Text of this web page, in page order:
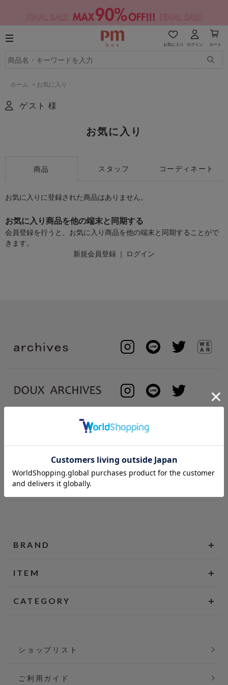
お気に入り ログイン カート
ホーム > お気に入り
ゲスト 様
お気に入り
商品 スタッフ コーディネート
お気に入りに登録された商品はありません。
お気に入り商品を他の端末と同期する
会員登録を行うと、お気に入り商品を他の端末と同期することがで
きます。
新規会員登録 ｜ ログイン
BRAND
ITEM
CATEGORY
ショップリスト
ご利用ガイド